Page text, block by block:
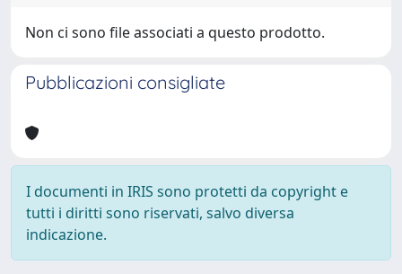
Non ci sono file associati a questo prodotto.
Pubblicazioni consigliate
I documenti in IRIS sono protetti da copyright e
tutti i diritti sono riservati, salvo diversa
indicazione.